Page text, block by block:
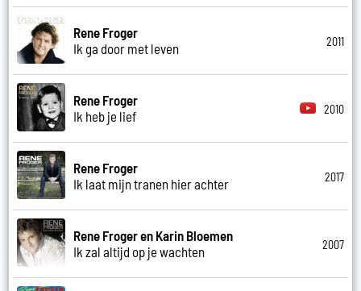
Rene Froger
Ik ga door met leven
2011
Rene Froger
Ik heb je lief
2010
Rene Froger
Ik laat mijn tranen hier achter
2017
Rene Froger en Karin Bloemen
Ik zal altijd op je wachten
2007